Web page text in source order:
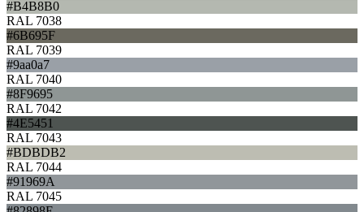
#B4B8B0
RAL 7038
#6B695F
RAL 7039
#9aa0a7
RAL 7040
#8F9695
RAL 7042
#4E5451
RAL 7043
#BDBDB2
RAL 7044
#91969A
RAL 7045